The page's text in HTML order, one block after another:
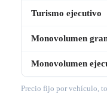
Turismo ejecutivo
Monovolumen
Monovolumen
Precio fijo por vehículo,